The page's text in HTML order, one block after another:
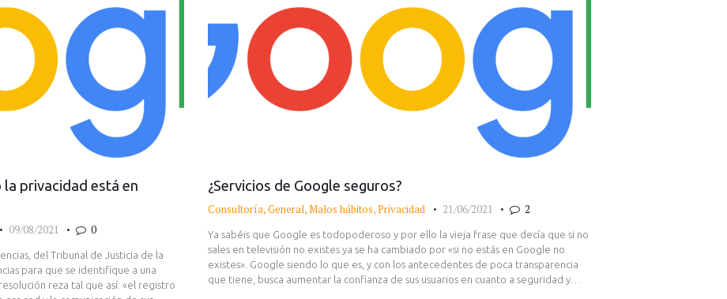
privacidad está en
09/08/2021 0
del Tribunal de Justicia de la
para que se identifique a una
reza tal que así: «el registro
¿Servicios de Google seguros?
Consultoría,General,Malos hábitos,Privacidad 21/06/2021 2
Ya sabéis que Google es todopoderoso y por ello la vieja frase que decía que si no
sales en televisión no existes ya se ha cambiado por «si no estás en Google no
existes». Google siendo lo que es, y con los antecedentes de poca transparencia
que tiene, busca aumentar la confianza de sus usuarios en cuanto a seguridad y…